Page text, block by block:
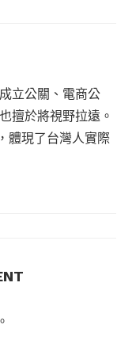
立公關、電商公
擅於將視野拉遠。
體現了台灣人實際